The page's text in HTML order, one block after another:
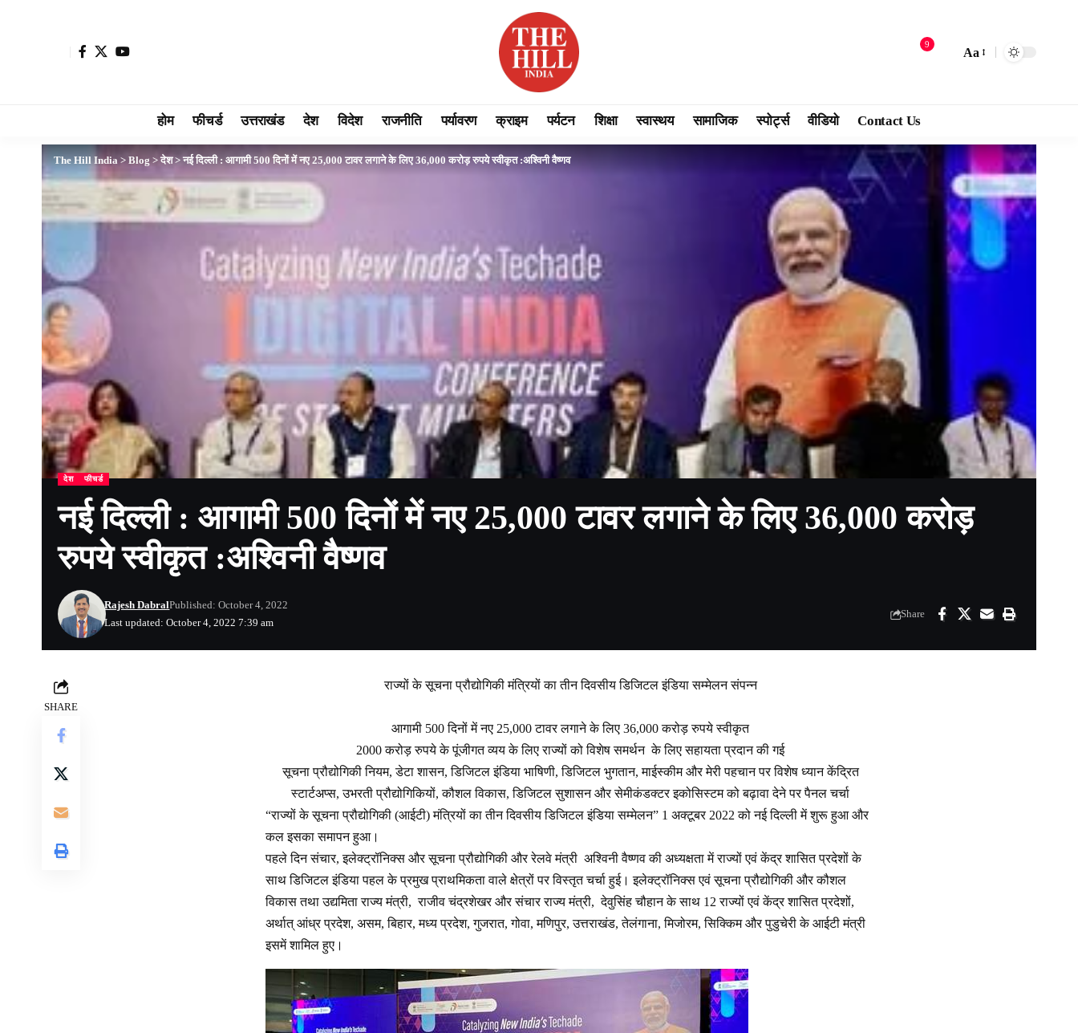
9
Aa
होम फीचर्ड उत्तराखंड देश विदेश राजनीति पर्यावरण क्राइम पर्यटन शिक्षा स्वास्थय सामाजिक स्पोर्ट्स वीडियो Contact Us
The Hill India > Blog > देश> नई दिल्ली : आगामी 500 दिनों में नए 25,000 टावर लगाने के लिए 36,000 करोड़ रुपये स्वीकृत :अश्विनी वैष्णव
देश फीचर्ड
नई दिल्ली : आगामी 500 दिनों में नए 25,000 टावर लगाने के लिए 36,000 करोड़
रुपये स्वीकृत :अश्विनी वैष्णव
Last updated: October 4, 2022 7:39 am
Rajesh DabralPublished: October 4, 2022
Share
SHARE
राज्यों के सूचना प्रौद्योगिकी मंत्रियों का तीन दिवसीय डिजिटल इंडिया सम्मेलन संपन्न
आगामी 500 दिनों में नए 25,000 टावर लगाने के लिए 36,000 करोड़ रुपये स्वीकृत
2000 करोड़ रुपये के पूंजीगत व्यय के लिए राज्यों को विशेष समर्थन के लिए सहायता प्रदान की गई
सूचना प्रौद्योगिकी नियम, डेटा शासन, डिजिटल इंडिया भाषिणी, डिजिटल भुगतान, माईस्कीम और मेरी पहचान पर विशेष ध्यान केंद्रित
स्टार्टअप्स, उभरती प्रौद्योगिकियों, कौशल विकास, डिजिटल सुशासन और सेमीकंडक्टर इकोसिस्टम को बढ़ावा देने पर पैनल चर्चा
“राज्यों के सूचना प्रौद्योगिकी (आईटी) मंत्रियों का तीन दिवसीय डिजिटल इंडिया सम्मेलन” 1 अक्टूबर 2022 को नई दिल्ली में शुरू हुआ और
कल इसका समापन हुआ।
पहले दिन संचार, इलेक्ट्रॉनिक्स और सूचना प्रौद्योगिकी और रेलवे मंत्री अश्विनी वैष्णव की अध्यक्षता में राज्यों एवं केंद्र शासित प्रदेशों के
साथ डिजिटल इंडिया पहल के प्रमुख प्राथमिकता वाले क्षेत्रों पर विस्तृत चर्चा हुई। इलेक्ट्रॉनिक्स एवं सूचना प्रौद्योगिकी और कौशल
विकास तथा उद्यमिता राज्य मंत्री, राजीव चंद्रशेखर और संचार राज्य मंत्री, देवुसिंह चौहान के साथ 12 राज्यों एवं केंद्र शासित प्रदेशों,
अर्थात् आंध्र प्रदेश, असम, बिहार, मध्य प्रदेश, गुजरात, गोवा, मणिपुर, उत्तराखंड, तेलंगाना, मिजोरम, सिक्किम और पुडुचेरी के आईटी मंत्री
इसमें शामिल हुए।